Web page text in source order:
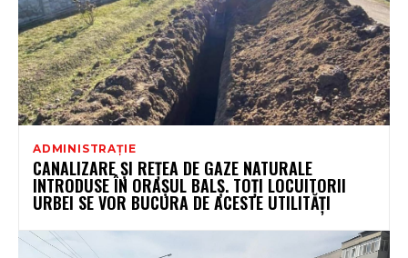
ADMINISTRAȚIE
CANALIZARE ȘI REȚEA DE GAZE NATURALE
INTRODUSE ÎN ORAȘUL BALȘ. TOȚI LOCUITORII
URBEI SE VOR BUCURA DE ACESTE UTILITĂȚI